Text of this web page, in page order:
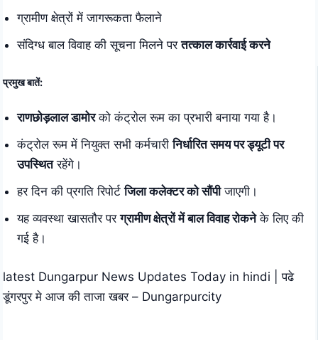
ग्रामीण क्षेत्रों में जागरूकता फैलाने
संदिग्ध बाल विवाह की सूचना मिलने परतत्काल कार्रवाई करने
प्रमुख बातें:
राणछोड़लाल डामोरको कंट्रोल रूम का प्रभारी बनाया गया है।
कंट्रोल रूम में नियुक्त सभी कर्मचारीनिर्धारित समय पर ड्यूटी पर
उपस्थितरहेंगे।
हर दिन की प्रगति रिपोर्टजिला कलेक्टर को सौंपीजाएगी।
यह व्यवस्था खासतौर परग्रामीण क्षेत्रों में बाल विवाह रोकनेके लिए की
गई है।
latest Dungarpur News Updates Today in hindi | पढे
डूंगरपुर मे आज की ताजा खबर – Dungarpurcity